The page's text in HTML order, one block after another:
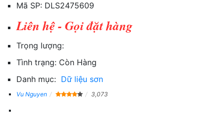
Mã SP: DLS2475609
Liên hệ - Gọi đặt hàng
Trọng lượng:
Tình trạng: Còn Hàng
Danh mục: Dữ liệu sơn
Vu Nguyen 3,073